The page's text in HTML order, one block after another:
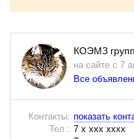
КОЭМЗ групп
на сайте с 7
Все
Контакты: показать
Тел.: 7 x xxx xxxx